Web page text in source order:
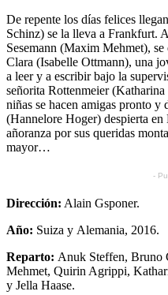
De repente los días felices
Schinz) se la lleva a Frankfurt.
Sesemann (Maxim Mehmet),
Clara (Isabelle Ottmann), una
a leer y a escribir bajo la
señorita Rottenmeier
niñas se hacen amigas pronto y
(Hannelore Hoger) despierta
añoranza por sus queridas
mayor…
-
Dirección: Alain Gsponer.
Año: Suiza y Alemania, 2016.
Reparto: Anuk Steffen, Bruno
Mehmet, Quirin Agrippi,
y Jella Haase.